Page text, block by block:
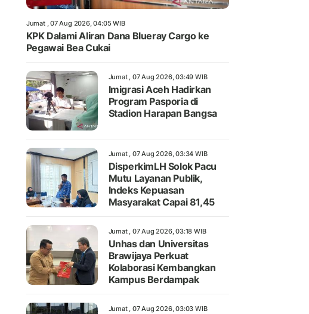
Jumat , 07 Aug 2026, 04:05 WIB
KPK Dalami Aliran Dana Blueray Cargo ke
Pegawai Bea Cukai
Jumat , 07 Aug 2026, 03:49 WIB
Imigrasi Aceh Hadirkan
Program Pasporia di
Stadion Harapan Bangsa
Jumat , 07 Aug 2026, 03:34 WIB
DisperkimLH Solok Pacu
Mutu Layanan Publik,
Indeks Kepuasan
Masyarakat Capai 81,45
Jumat , 07 Aug 2026, 03:18 WIB
Unhas dan Universitas
Brawijaya Perkuat
Kolaborasi Kembangkan
Kampus Berdampak
Jumat , 07 Aug 2026, 03:03 WIB